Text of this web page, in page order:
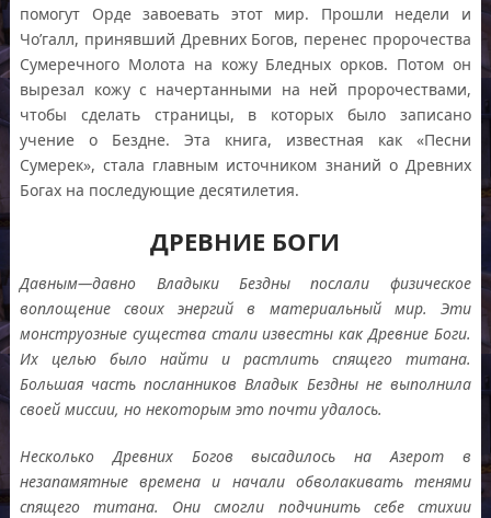
помогут Орде завоевать этот мир. Прошли недели и
Чо’галл, принявший Древних Богов, перенес пророчества
Сумеречного Молота на кожу Бледных орков. Потом он
вырезал кожу с начертанными на ней пророчествами,
чтобы сделать страницы, в которых было записано
учение о Бездне. Эта книга, известная как «Песни
Сумерек», стала главным источником знаний о Древних
Богах на последующие десятилетия.
ДРЕВНИЕ БОГИ
Давным—давно Владыки Бездны послали физическое
воплощение своих энергий в материальный мир. Эти
монструозные существа стали известны как Древние Боги.
Их целью было найти и растлить спящего титана.
Большая часть посланников Владык Бездны не выполнила
своей миссии,но некоторым это почти удалось.
Несколько Древних Богов высадилось на Азерот в
незапамятные времена и начали обволакивать тенями
спящего титана. Они смогли подчинить себе стихии